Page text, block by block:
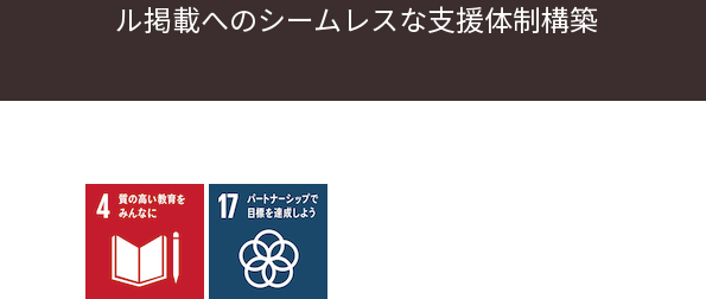
ル掲載へのシームレスな支援体制構築